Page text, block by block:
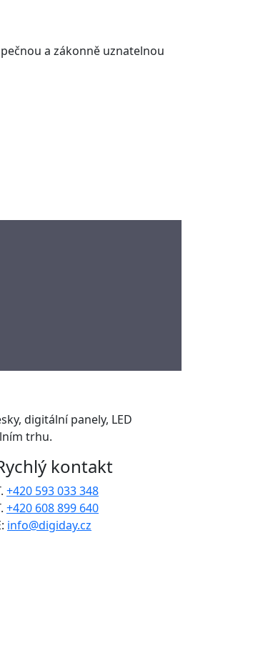
a zákonně uznatelnou
digitální panely, LED
trhu.
kontakt
+420 593 033 348
+420 608 899 640
info@digiday.cz